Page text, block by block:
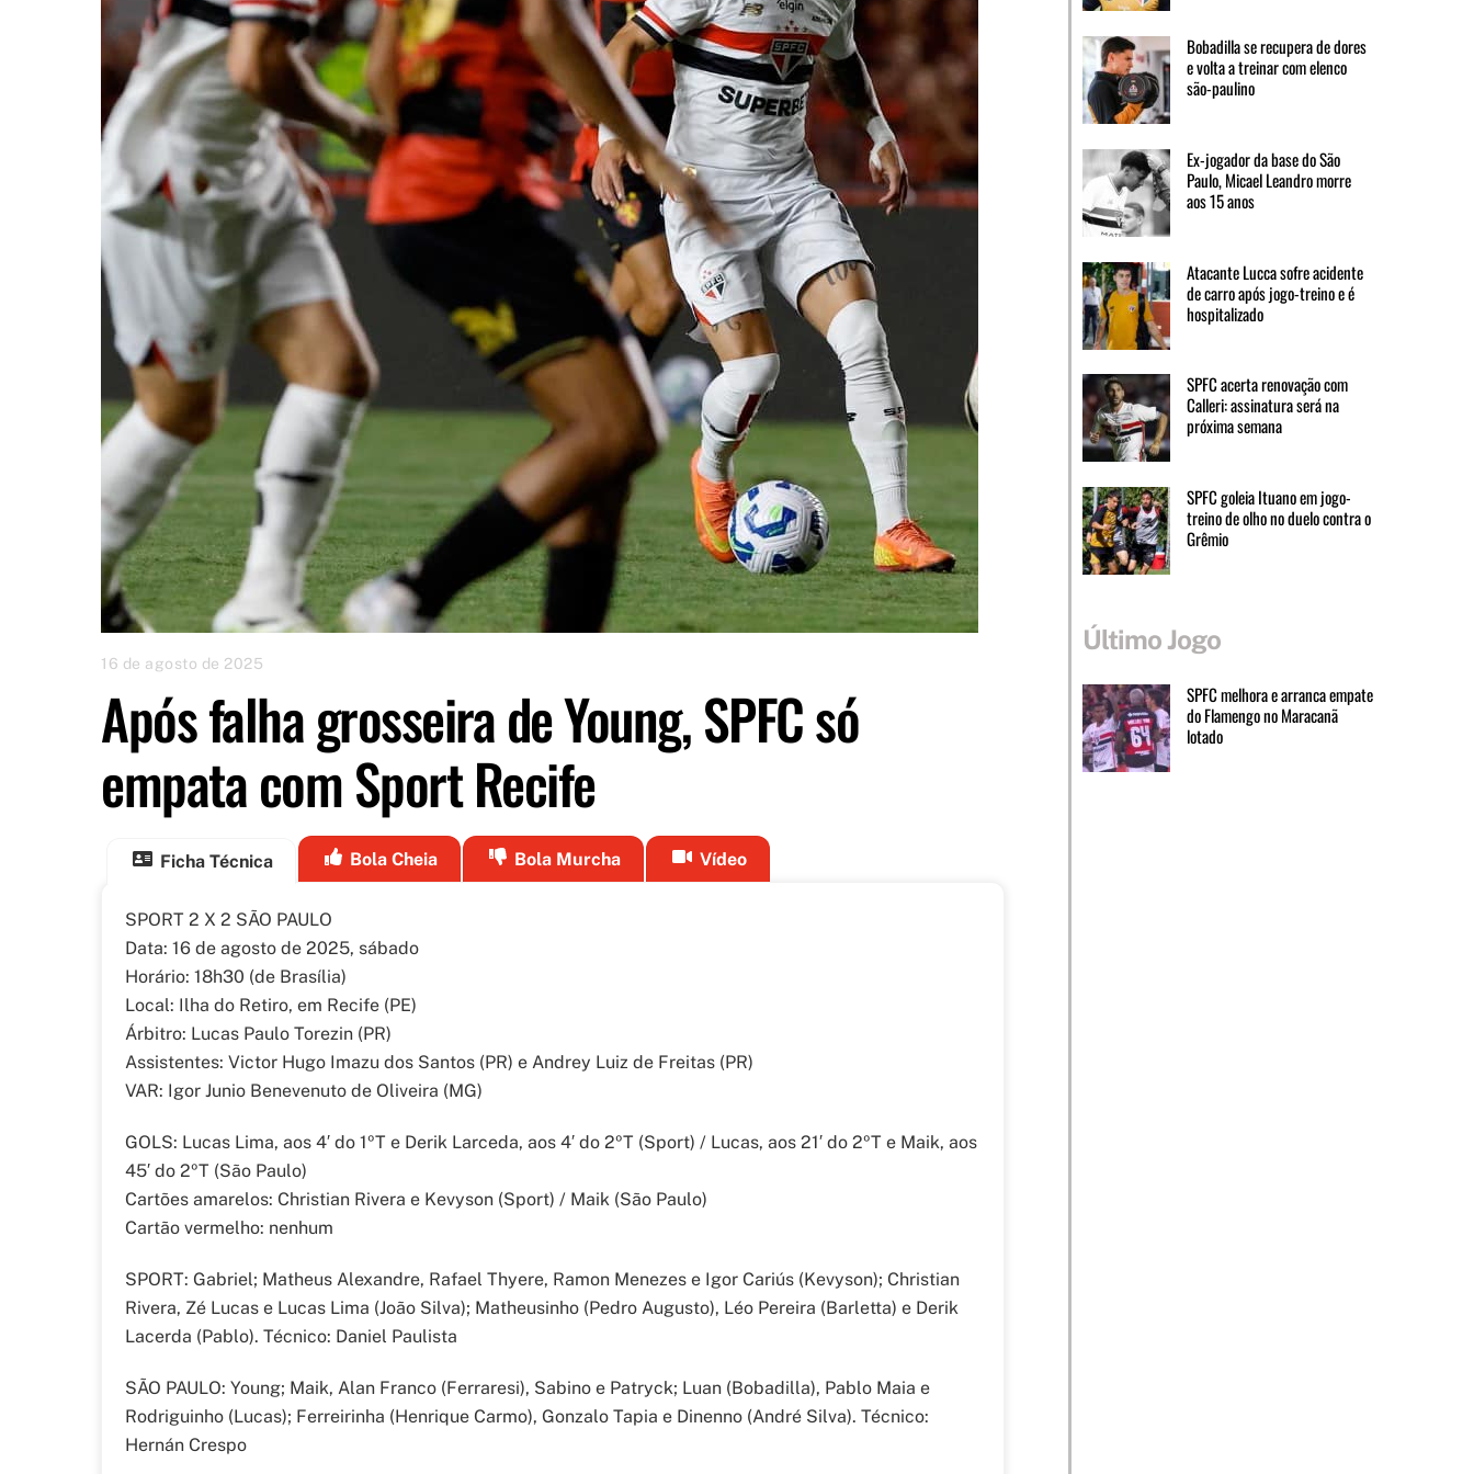
16 de agosto de 2025
Após falha grosseira de Young, SPFC só
empata com Sport Recife
Ficha Técnica Bola Cheia Bola Murcha Vídeo
SPORT 2 X 2 SÃO PAULO
Data: 16 de agosto de 2025, sábado
Horário: 18h30 (de Brasília)
Local: Ilha do Retiro, em Recife (PE)
Árbitro: Lucas Paulo Torezin (PR)
Assistentes: Victor Hugo Imazu dos Santos (PR) e Andrey Luiz de Freitas (PR)
VAR: Igor Junio Benevenuto de Oliveira (MG)
GOLS: Lucas Lima, aos 4′ do 1ºT e Derik Larceda, aos 4′ do 2ºT (Sport) / Lucas, aos 21′ do 2ºT e Maik, aos
45′ do 2ºT (São Paulo)
Cartões amarelos: Christian Rivera e Kevyson (Sport) / Maik (São Paulo)
Cartão vermelho: nenhum
SPORT: Gabriel; Matheus Alexandre, Rafael Thyere, Ramon Menezes e Igor Cariús (Kevyson); Christian
Rivera, Zé Lucas e Lucas Lima (João Silva); Matheusinho (Pedro Augusto), Léo Pereira (Barletta) e Derik
Lacerda (Pablo). Técnico: Daniel Paulista
SÃO PAULO: Young; Maik, Alan Franco (Ferraresi), Sabino e Patryck; Luan (Bobadilla), Pablo Maia e
Rodriguinho (Lucas); Ferreirinha (Henrique Carmo), Gonzalo Tapia e Dinenno (André Silva). Técnico:
Hernán Crespo
Bobadilla se recupera de dores
e volta a treinar com elenco
são-paulino
Ex-jogador da base do São
Paulo, Micael Leandro morre
aos 15 anos
Atacante Lucca sofre acidente
de carro após jogo-treino e é
hospitalizado
SPFC acerta renovação com
Calleri: assinatura será na
próxima semana
SPFC goleia Ituano em jogo-
treino de olho no duelo contra o
Grêmio
Último Jogo
SPFC melhora e arranca empate
do Flamengo no Maracanã
lotado